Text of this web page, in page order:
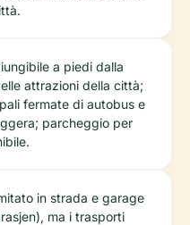
a piedi dalla
attrazioni della città;
fermate di autobus e
parcheggio per
in strada e garage
ma i trasporti